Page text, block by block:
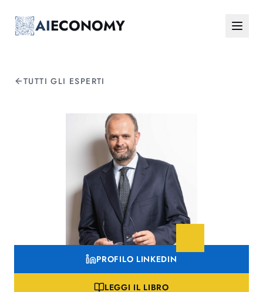
AIECONOMY
TUTTI GLI ESPERTI
PROFILO LINKEDIN
LEGGI IL LIBRO